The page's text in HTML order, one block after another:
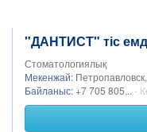
"ДАНТИСТ" тіс
Стоматологиялық
Мекенжай:
Байланыс: +7 705 805... -